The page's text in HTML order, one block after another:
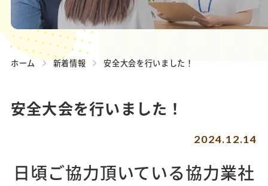
ホーム 新着情報 安全大会を行いました！
安全大会を行いました！
2024.12.14
日頃ご協力頂いている協力業社